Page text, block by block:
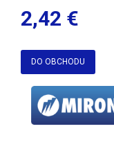
2,42 €
DO OBCHODU